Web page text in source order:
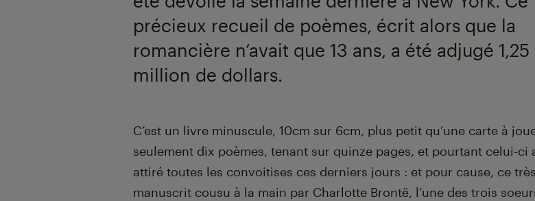
précieux recueil de poèmes, écrit alors que la
romancière n’avait que 13 ans, a été adjugé 1,25
million de dollars.
Introduction
C’est un livre minuscule, 10cm sur 6cm, plus petit qu’une carte à
seulement dix poèmes, tenant sur quinze pages, et pourtant celui-ci
attiré toutes les convoitises ces derniers jours : et pour cause, ce
manuscrit cousu à la main par Charlotte Brontë, l’une des trois